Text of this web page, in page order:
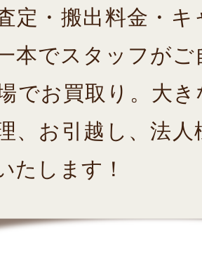
定・搬出料金・
本でスタッフが
でお買取り。大
、お引越し、法
たします！